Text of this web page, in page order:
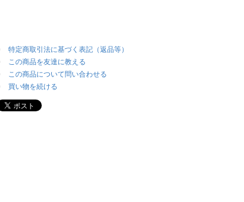
特定商取引法に基づく表記（返品等）
この商品を友達に教える
この商品について問い合わせる
買い物を続ける